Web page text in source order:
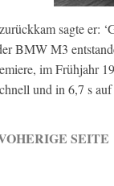
sagte er:
BMW M3
im Frühjahr
und in 6,7 s
SEITE